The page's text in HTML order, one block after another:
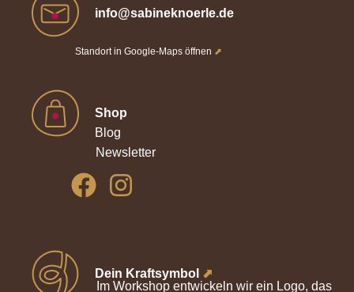
Dein Kraftsymbol ⬈
Im Workshop entwickeln wir ein Logo, das
Shop
Blog
Newsletter
info@sabineknoerle.de
Standort in Google-Maps öffnen ⬈